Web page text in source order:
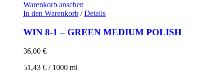
Warenkorb ansehen
In den Warenkorb / Details
WIN 8-1 – GREEN MEDIUM POLISH
36,00 €
51,43 € / 1000 ml